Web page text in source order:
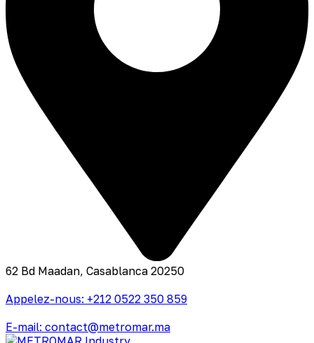
62 Bd Maadan, Casablanca 20250
Appelez-nous: +212 0522 350 859
E-mail: contact@metromar.ma